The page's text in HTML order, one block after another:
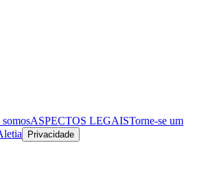
ASPECTOS LEGAISTorne-se um
Privacidade